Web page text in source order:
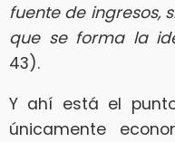
fuente de ingresos,
que se forma la
43).
Y ahí está el
únicamente